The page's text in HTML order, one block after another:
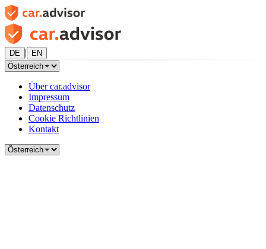
DE | EN
Über car.advisor
Impressum
Datenschutz
Cookie Richtlinien
Kontakt